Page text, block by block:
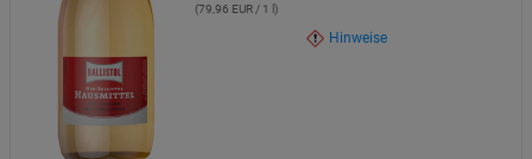
(79,96 EUR / 1 l)
Hinweise